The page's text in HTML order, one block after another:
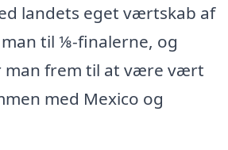
landets eget værtskab af
man til ⅛-finalerne, og
man frem til at være vært
med Mexico og